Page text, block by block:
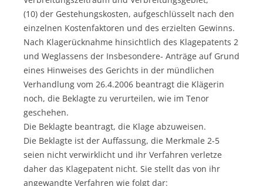
(10) der Gestehungskosten, aufgeschlüsselt nach den
einzelnen Kostenfaktoren und des erzielten Gewinns.
Nach Klagerücknahme hinsichtlich des Klagepatents 2
und Weglassens der Insbesondere- Anträge auf Grund
eines Hinweises des Gerichts in der mündlichen
Verhandlung vom 26.4.2006 beantragt die Klägerin
noch, die Beklagte zu verurteilen, wie im Tenor
geschehen.
Die Beklagte beantragt, die Klage abzuweisen.
Die Beklagte ist der Auffassung, die Merkmale 2-5
seien nicht verwirklicht und ihr Verfahren verletze
daher das Klagepatent nicht. Sie stellt das von ihr
angewandte Verfahren wie folgt dar: